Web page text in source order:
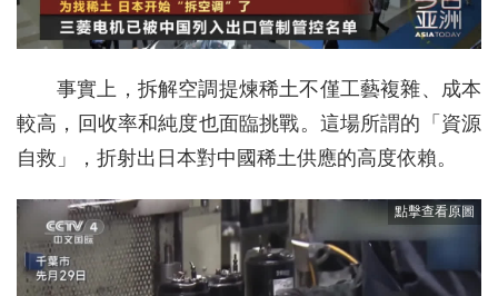
事實上，拆解空調提煉稀土不僅工藝複雜、成本
較高，回收率和純度也面臨挑戰。這場所謂的「資源
自救」，折射出日本對中國稀土供應的高度依賴。